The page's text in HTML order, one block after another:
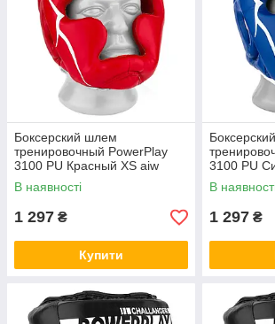
Боксерский шлем
тренировочный PowerPlay
3100 PU Красный XS aiw
Оригинал 2762
В наявності
1 297 ₴
Купити
3100 PU
Оригинал
В
1 297 ₴